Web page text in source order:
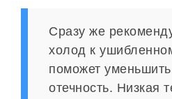
Сразу же
холод к
поможет
отечность. Низкая